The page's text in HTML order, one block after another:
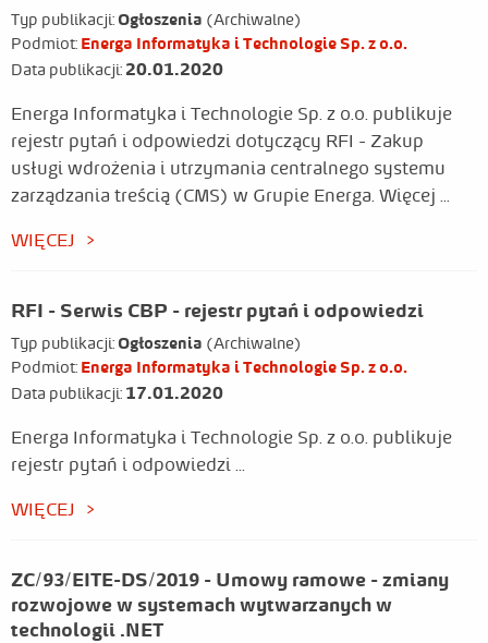
Typ publikacji: Ogłoszenia (Archiwalne)
Podmiot: Energa Informatyka i Technologie Sp. z o.o.
Data publikacji: 20.01.2020
Energa Informatyka i Technologie Sp. z o.o. publikuje
rejestr pytań i odpowiedzi dotyczący RFI - Zakup
usługi wdrożenia i utrzymania centralnego systemu
zarządzania treścią (CMS) w Grupie Energa. Więcej ...
WIĘCEJ
RFI - Serwis CBP - rejestr pytań i odpowiedzi
Typ publikacji: Ogłoszenia (Archiwalne)
Podmiot: Energa Informatyka i Technologie Sp. z o.o.
Data publikacji: 17.01.2020
Energa Informatyka i Technologie Sp. z o.o. publikuje
rejestr pytań i odpowiedzi ...
WIĘCEJ
ZC/93/EITE-DS/2019 - Umowy ramowe - zmiany
rozwojowe w systemach wytwarzanych w
technologii .NET